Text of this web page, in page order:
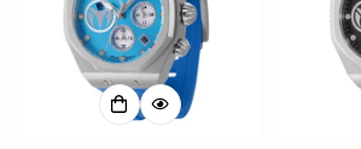
Are you 18 years old or
No, I'm not Yes,